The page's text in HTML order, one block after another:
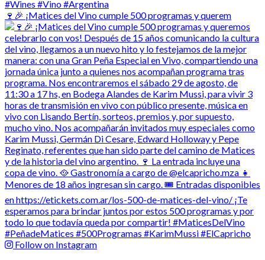
🍷🎉 ¡Matices del Vino cumple 500 programas y querem
Follow on Instagram